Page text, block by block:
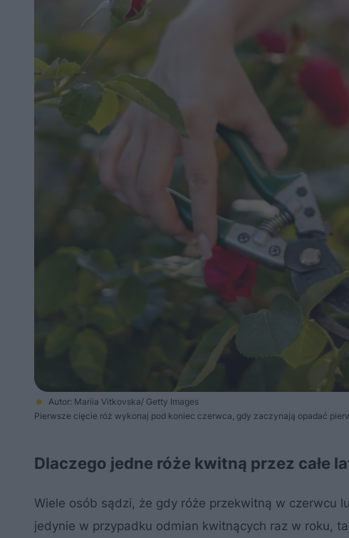
Autor: Mariia Vitkovska/ Getty Images
Pierwsze cięcie róż wykonaj pod koniec czerwca, gdy zaczynają opadać
Dlaczego jedne róże kwitną przez całe
Wiele osób sądzi, że gdy róże przekwitną w czerwcu
jedynie w przypadku odmian kwitnących raz w roku,